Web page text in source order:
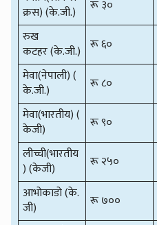
क्रस) (के.जी.)
रू ३०
रुख
कटहर (के.जी.) रू ६०
मेवा(नेपाली) (
के.जी.)
रू ८०
मेवा(भारतीय) (
केजी)
रू ९०
लीच्ची(भारतीय
) (केजी)
रू २५०
आभोकाडो (के.
जी)
रू ७००